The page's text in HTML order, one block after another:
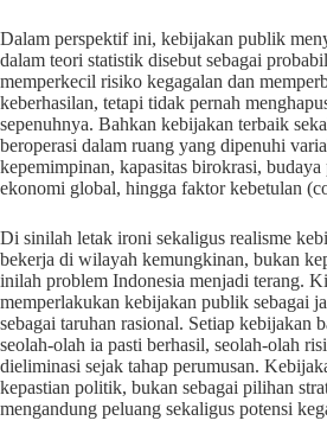
Dalam perspektif ini, kebijakan publik
dalam teori statistik disebut sebagai
memperkecil risiko kegagalan dan
keberhasilan, tetapi tidak pernah
sepenuhnya. Bahkan kebijakan terbaik
beroperasi dalam ruang yang dipenuhi
kepemimpinan, kapasitas birokrasi,
ekonomi global, hingga faktor kebetulan
Di sinilah letak ironi sekaligus realisme
bekerja di wilayah kemungkinan, bukan
inilah problem Indonesia menjadi terang.
memperlakukan kebijakan publik sebagai
sebagai taruhan rasional. Setiap kebijakan
seolah-olah ia pasti berhasil, seolah-olah
dieliminasi sejak tahap perumusan.
kepastian politik, bukan sebagai pilihan
mengandung peluang sekaligus potensi